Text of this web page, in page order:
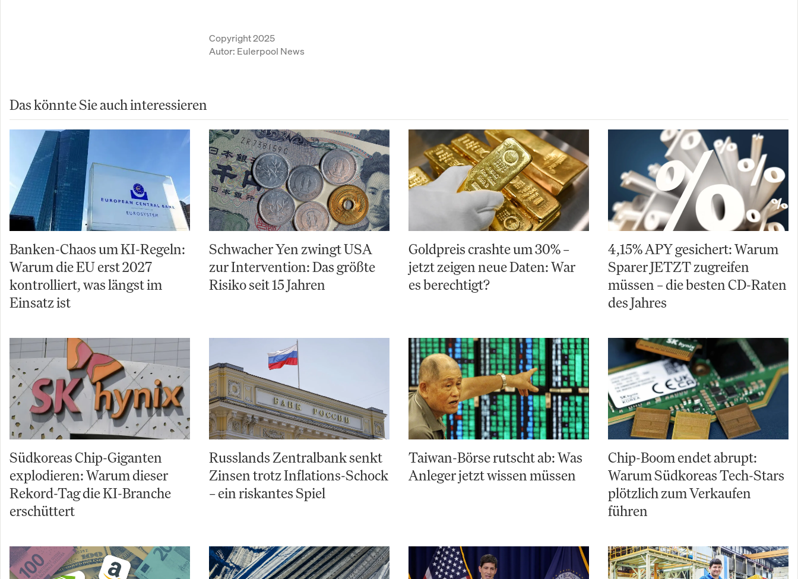
Copyright 2025
Autor: Eulerpool News
Das könnte Sie auch interessieren
Banken-Chaos um KI-Regeln:
Warum die EU erst 2027
kontrolliert, was längst im
Einsatz ist
Schwacher Yen zwingt USA
zur Intervention: Das größte
Risiko seit 15 Jahren
Goldpreis crashte um 30% –
jetzt zeigen neue Daten: War
es berechtigt?
4,15% APY gesichert: Warum
Sparer JETZT zugreifen
müssen – die besten CD-Raten
des Jahres
Südkoreas Chip-Giganten
explodieren: Warum dieser
Rekord-Tag die KI-Branche
erschüttert
Russlands Zentralbank senkt
Zinsen trotz Inflations-Schock
– ein riskantes Spiel
Taiwan-Börse rutscht ab: Was
Anleger jetzt wissen müssen
Chip-Boom endet abrupt:
Warum Südkoreas Tech-Stars
plötzlich zum Verkaufen
führen